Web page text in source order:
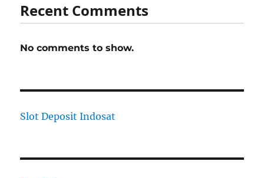
Recent Comments
No comments to show.
Slot Deposit Indosat